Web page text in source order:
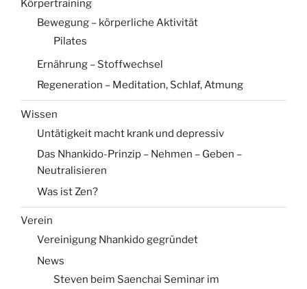
Körpertraining
Bewegung – körperliche Aktivität
Pilates
Ernährung – Stoffwechsel
Regeneration – Meditation, Schlaf, Atmung
Wissen
Untätigkeit macht krank und depressiv
Das Nhankido-Prinzip – Nehmen – Geben –
Neutralisieren
Was ist Zen?
Verein
Vereinigung Nhankido gegründet
News
Steven beim Saenchai Seminar im